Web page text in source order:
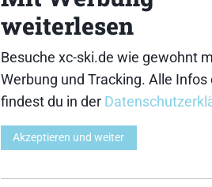
weiterlesen
Besuche xc-ski.de wie gewohnt
Werbung und Tracking. Alle Infos
findest du in der
Akzeptieren und weiter